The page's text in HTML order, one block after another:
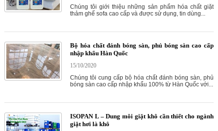
Chúng tôi giới thiệu những sản phẩm hóa chất giặt
thảm ghế sofa cao cấp và được sử dụng, tin dùng...
Bộ hóa chất đánh bóng sàn, phủ bóng sàn cao cấp
nhập khẩu Hàn Quốc
15/10/2020
Chúng tôi cung cấp bộ hóa chất đánh bóng sàn, phủ
bóng sàn cao cấp nhập khẩu 100% từ Hàn Quốc với...
ISOPAN L – Dung môi giặt khô cần thiết cho ngành
giặt hơi là khô